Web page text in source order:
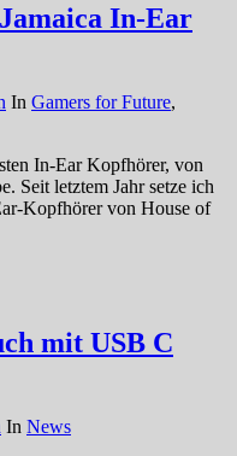
In-Ear
In Gamers for Future,
In-Ear Kopfhörer, von
Seit letztem Jahr setze ich
Kopfhörer von House of
mit USB C
In News